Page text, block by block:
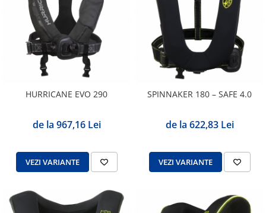
HURRICANE EVO 290
de la 967,16 Lei
VEZI VARIANTE
SPINNAKER 180 – SAFE 4.0
de la 622,83 Lei
VEZI VARIANTE